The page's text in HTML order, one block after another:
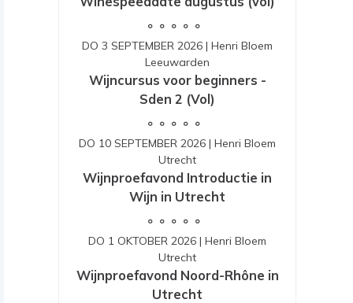
DO 3 SEPTEMBER 2026 | Henri Bloem
Leeuwarden
Wijncursus voor beginners -
Sden 2 (Vol)
DO 10 SEPTEMBER 2026 | Henri Bloem
Utrecht
Wijnproefavond Introductie in
Wijn in Utrecht
DO 1 OKTOBER 2026 | Henri Bloem
Utrecht
Wijnproefavond Noord-Rhône in
Utrecht